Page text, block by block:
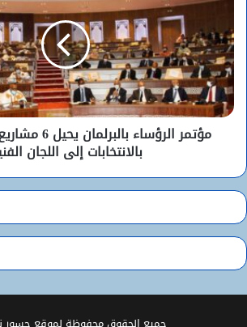
مؤتمر الرؤساء
بالانتخابات إلى اللجان